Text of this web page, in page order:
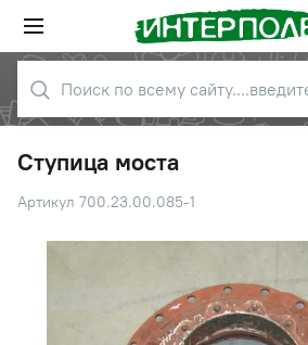
Ступица моста
Артикул 700.23.00.085-1